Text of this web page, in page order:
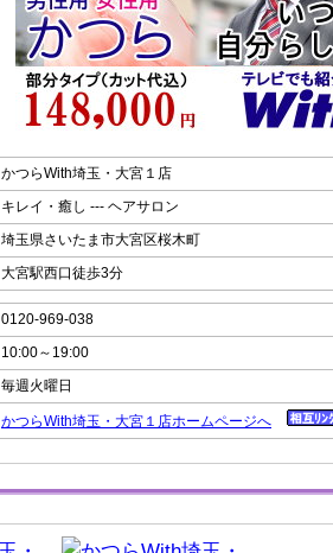
かつらWith埼玉・大宮１店
キレイ・癒し --- ヘアサロン
埼玉県さいたま市大宮区桜木町
大宮駅西口徒歩3分
0120-969-038
10:00～19:00
毎週火曜日
かつらWith埼玉・大宮１店ホームページへ